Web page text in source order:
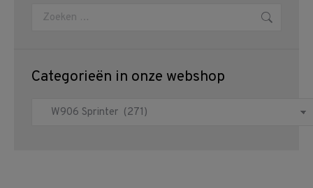
Zoeken:
Categorieën in onze webshop